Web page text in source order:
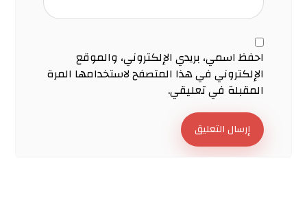
احفظ اسمي، بريدي الإلكتروني، والموقع
الإلكتروني في هذا المتصفح لاستخدامها المرة
المقبلة في تعليقي.
إرسال التعليق